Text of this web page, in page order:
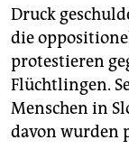
Druck
die
protestieren
Flüchtlingen.
Menschen in
davon wurden